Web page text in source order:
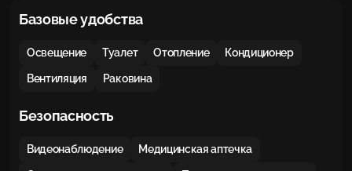
Базовые удобства
Освещение Туалет Отопление Кондиционер
Вентиляция Раковина
Безопасность
Видеонаблюдение Медицинская аптечка